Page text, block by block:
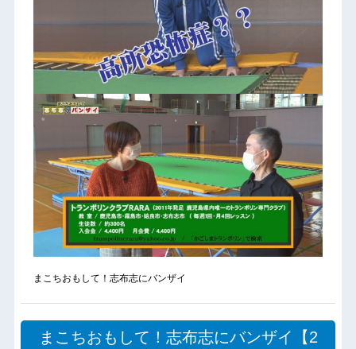
まこちおもして！志布志にバンザイ
まこちおもして！志布志にバンザイ【2